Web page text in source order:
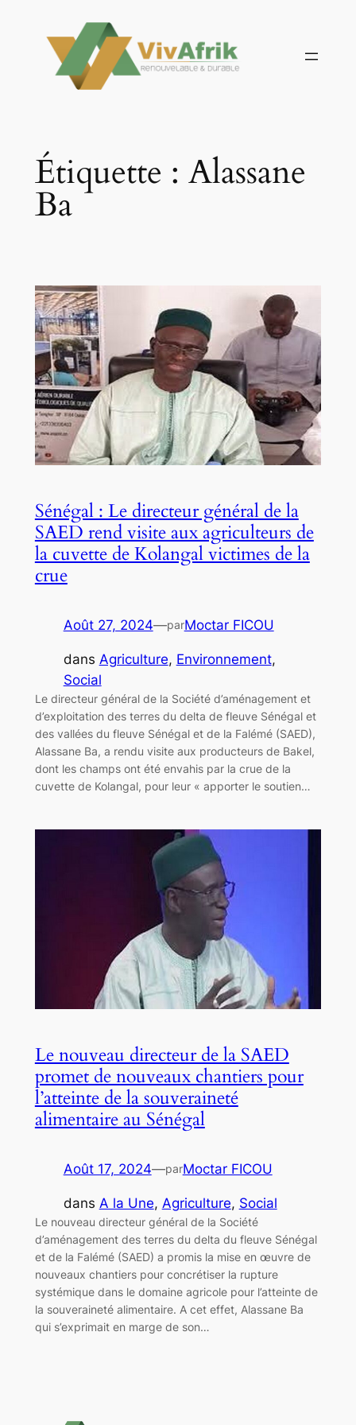
contenu
Étiquette : Alassane
Ba
Sénégal : Le directeur général de la
SAED rend visite aux agriculteurs de
la cuvette de Kolangal victimes de la
crue
Août 27, 2024—parMoctar FICOU
dans Agriculture, Environnement
Social
Le directeur général de la Société d’aménagement et
d’exploitation des terres du delta de fleuve Sénégal et
des vallées du fleuve Sénégal et de la Falémé (SAED),
Alassane Ba, a rendu visite aux producteurs de Bakel,
dont les champs ont été envahis par la crue de la
cuvette de Kolangal, pour leur « apporter le soutien…
Le nouveau directeur de la SAED
promet de nouveaux chantiers pour
l’atteinte de la souveraineté
alimentaire au Sénégal
Août 17, 2024—parMoctar FICOU
dans A la Une, Agriculture, Social
Le nouveau directeur général de la Société
d’aménagement des terres du delta du fleuve Sénégal
et de la Falémé (SAED) a promis la mise en œuvre de
nouveaux chantiers pour concrétiser la rupture
systémique dans le domaine agricole pour l’atteinte de
la souveraineté alimentaire. A cet effet, Alassane Ba
qui s’exprimait en marge de son…